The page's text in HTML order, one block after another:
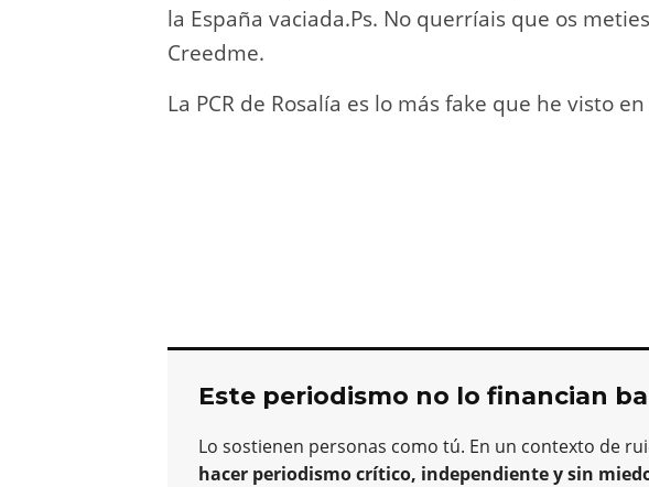
la España vaciada.Ps. No querríais que os
Creedme.
La PCR de Rosalía es lo más fake que he visto
Este periodismo no lo financian
Lo sostienen personas como tú. En un contexto de
hacer periodismo crítico, independiente y sin